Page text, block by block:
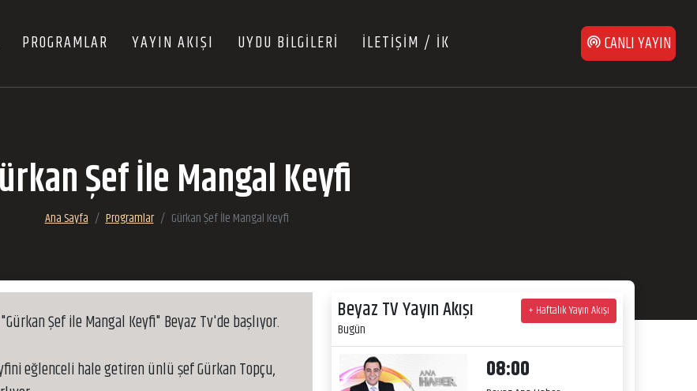
PROGRAMLAR YAYIN AKIŞI UYDU BİLGİLERİ İLETİŞİM / İK CANLI YAYIN
Şef İle Mangal Keyfi
Ana Sayfa Programlar Gürkan Şef İle Mangal Keyfi
Şef ile Mangal Keyfi" Beyaz Tv'de başlıyor.
eğlenceli hale getiren ünlü şef Gürkan Topçu,
Beyaz TV Yayın Akışı
Bugün
+ Haftalık Yayın Akışı
08:00